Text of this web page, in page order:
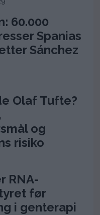
60.000
Spanias
Sánchez
Olaf Tufte?
og
risiko
RNA-
før
i genterapi